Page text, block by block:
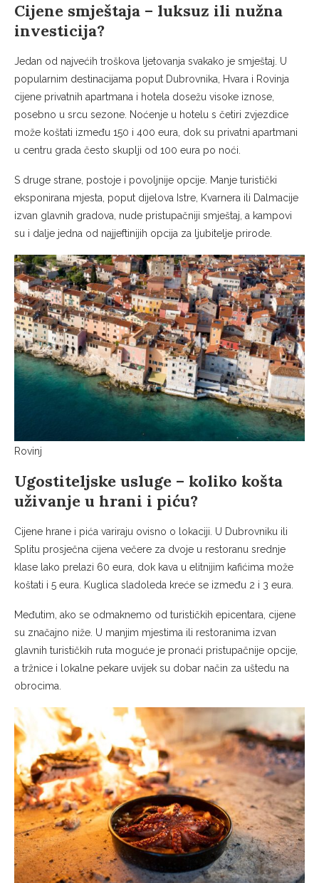
Cijene smještaja – luksuz ili nužna
investicija?
Jedan od najvećih troškova ljetovanja svakako je smještaj. U
popularnim destinacijama poput Dubrovnika, Hvara i Rovinja
cijene privatnih apartmana i hotela dosežu visoke iznose,
posebno u srcu sezone. Noćenje u hotelu s četiri zvjezdice
može koštati između 150 i 400 eura, dok su privatni apartmani
u centru grada često skuplji od 100 eura po noći.
S druge strane, postoje i povoljnije opcije. Manje turistički
eksponirana mjesta, poput dijelova Istre, Kvarnera ili Dalmacije
izvan glavnih gradova, nude pristupačniji smještaj, a kampovi
su i dalje jedna od najjeftinijih opcija za ljubitelje prirode.
Rovinj
Ugostiteljske usluge – koliko košta
uživanje u hrani i piću?
Cijene hrane i pića variraju ovisno o lokaciji. U Dubrovniku ili
Splitu prosječna cijena večere za dvoje u restoranu srednje
klase lako prelazi 60 eura, dok kava u elitnijim kafićima može
koštati i 5 eura. Kuglica sladoleda kreće se između 2 i 3 eura.
Međutim, ako se odmaknemo od turističkih epicentara, cijene
su značajno niže. U manjim mjestima ili restoranima izvan
glavnih turističkih ruta moguće je pronaći pristupačnije opcije,
a tržnice i lokalne pekare uvijek su dobar način za uštedu na
obrocima.